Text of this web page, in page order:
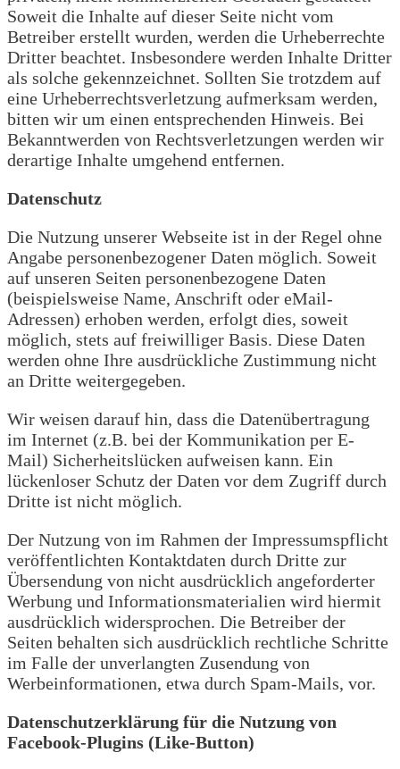
Soweit die Inhalte auf dieser Seite nicht vom
Betreiber erstellt wurden, werden die Urheberrechte
Dritter beachtet. Insbesondere werden Inhalte Dritter
als solche gekennzeichnet. Sollten Sie trotzdem auf
eine Urheberrechtsverletzung aufmerksam werden,
bitten wir um einen entsprechenden Hinweis. Bei
Bekanntwerden von Rechtsverletzungen werden wir
derartige Inhalte umgehend entfernen.
Datenschutz
Die Nutzung unserer Webseite ist in der Regel ohne
Angabe personenbezogener Daten möglich. Soweit
auf unseren Seiten personenbezogene Daten
(beispielsweise Name, Anschrift oder eMail-
Adressen) erhoben werden, erfolgt dies, soweit
möglich, stets auf freiwilliger Basis. Diese Daten
werden ohne Ihre ausdrückliche Zustimmung nicht
an Dritte weitergegeben.
Wir weisen darauf hin, dass die Datenübertragung
im Internet (z.B. bei der Kommunikation per E-
Mail) Sicherheitslücken aufweisen kann. Ein
lückenloser Schutz der Daten vor dem Zugriff durch
Dritte ist nicht möglich.
Der Nutzung von im Rahmen der Impressumspflicht
veröffentlichten Kontaktdaten durch Dritte zur
Übersendung von nicht ausdrücklich angeforderter
Werbung und Informationsmaterialien wird hiermit
ausdrücklich widersprochen. Die Betreiber der
Seiten behalten sich ausdrücklich rechtliche Schritte
im Falle der unverlangten Zusendung von
Werbeinformationen, etwa durch Spam-Mails, vor.
Datenschutzerklärung für die Nutzung von
Facebook-Plugins (Like-Button)